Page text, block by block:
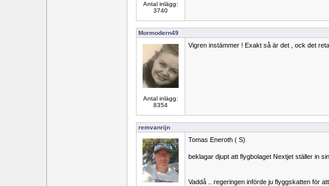
Antal inlägg:
3740
Mormodern49
Antal inlägg:
8354
Vigren instämmer ! Exakt så är det , ock det
remvanrijn
Tomas Eneroth ( S)
beklagar djupt att flygbolaget Nextjet ställer in
Vaddå .. regeringen införde ju flyggskatten för